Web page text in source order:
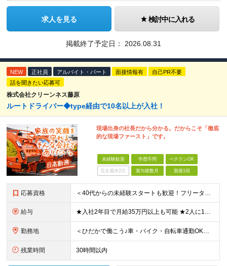
求人を見る 検討中に入れる
掲載終了予定日： 2026.08.31
NEW 正社員 アルバイト・パート 面接情報有
自己PR不要
話を聞きたい応募可
株式会社クリーンネス藤原
ルートドライバー◆type経由で10名以上が入社！
現場出身の社長だから分かる。だからこそ「徹底
的な現場ファースト」です。
未経験歓迎 学歴不問 ベテランOK
完全週休2日 賞与複数月 面接1回
応募資格 ＜40代からの未経験スタートも歓迎！フリーターでもOK＞ type経由での入社者多数！ほぼ全員未経験スタートです◎ ★自己PR＆志望理由必要ナシ ★応募者全員面接 ★未経験OK ★社会人経験初めても
給与 ★入社2年目で月給35万円以上も可能 ★2人に1人以上が年収500万円以上 （今後年収500万円以上の層はさらに増える予定。年収500万円以下は多くが直近入社者） ★免許取得にかかる費用は会社が全額負
勤務地 ＜ひだかで働こう♪車・バイク・自転車通勤OK！埼玉エリア勤務＞ 埼玉県日高市大字田波目581-3（日高市役所の近く） └転勤なし！ └通勤費上限3万円まで支給 └駐車場完備 【社員の方のお住まい先】
残業時間 30時間以内